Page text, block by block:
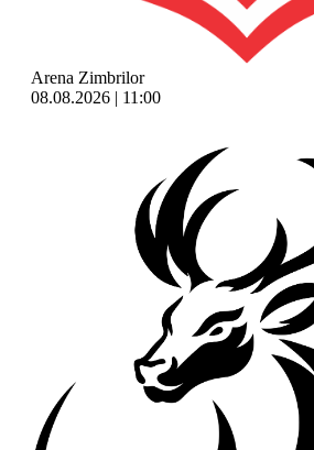
Arena Zimbrilor
08.08.2026 | 11:00